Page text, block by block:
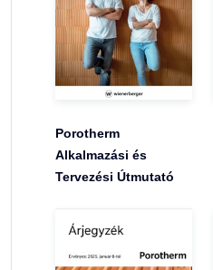
Porotherm
Alkalmazási és
Tervezési Útmutató